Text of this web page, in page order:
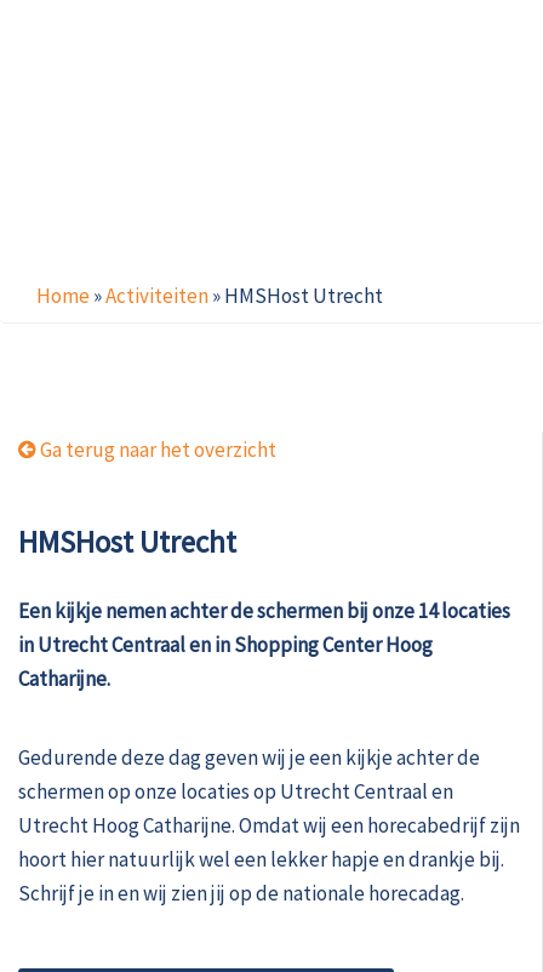
Home»Activiteiten»HMSHost Utrecht
Ga terug naar het overzicht
HMSHost Utrecht
Een kijkje nemen achter de schermen bij onze 14 locaties
in Utrecht Centraal en in Shopping Center Hoog
Catharijne.
Gedurende deze dag geven wij je een kijkje achter de
schermen op onze locaties op Utrecht Centraal en
Utrecht Hoog Catharijne. Omdat wij een horecabedrijf zijn
hoort hier natuurlijk wel een lekker hapje en drankje bij.
Schrijf je in en wij zien jij op de nationale horecadag.